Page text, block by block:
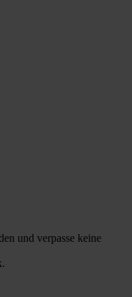
und verpasse keine